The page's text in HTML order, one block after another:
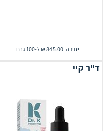
יחידה: 845.00 ₪ ל-100 גרם
ד"ר קיי